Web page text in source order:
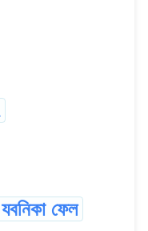
যবনিকা ফেল